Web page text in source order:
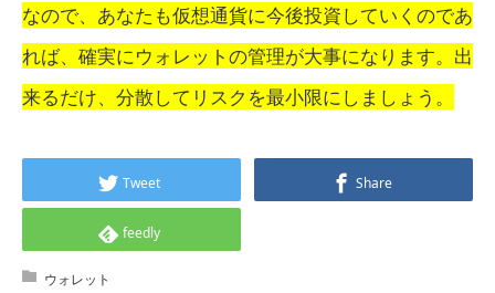
なので、あなたも仮想通貨に今後投資していくのであ
れば、確実にウォレットの管理が大事になります。出
来るだけ、分散してリスクを最小限にしましょう。
Tweet Share
feedly
ウォレット